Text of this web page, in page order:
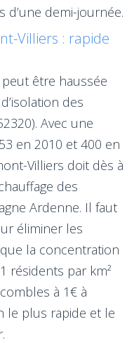
d’une demi-journée.
Villiers : rapide
être haussée
des
Avec une
en 2010 et 400 en
Villiers doit dès à
des
Ardenne. Il faut
éliminer les
la concentration
résidents par km²
à 1€ à
le plus rapide et le